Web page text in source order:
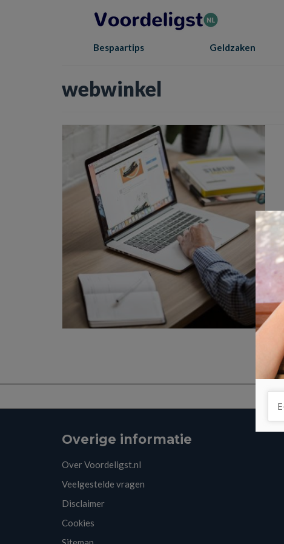
Bespaartips Geldzaken
webwinkel
Overige informatie
Over Voordeligst.nl
Veelgestelde vragen
Disclaimer
Cookies